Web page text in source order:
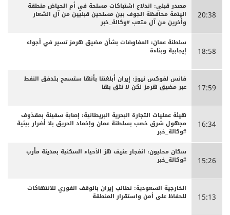
20:38
مصدر قبلي: اندلاع اشتباكات مسلحة في أم الحياض منطقة
اليتمة محافظة الجوف بين مسلحين قبليين من آل الشعار
وأخرين من آل متعب #وكالة_خبر
18:58
سلطنة عمان: المفاوضات بشأن مضيق هرمز تسير في أجواء
إيجابية وبناءة
17:59
فانس لفوكس نيوز: إيران أبلغتنا بأنها ستسمح بتدفق النفط
عبر مضيق هرمز لكن لا نثق بها
16:34
هيئة عمليات التجارة البحرية البريطانية: إصابة سفينة بمقذوف
مجهول شرق خصب بسلطنة عمان وإخماد الحريق بلا أضرار بيئية
#وكالة_خبر
15:26
سكان محليون: انفجار عنيف هز الأحياء السكنية بمدينة مأرب
#وكالة_خبر
15:13
الخارجية السعودية: نطالب إيران بالوقف الفوري للانتهاكات
للحفاظ على أمن واستقرار المنطقة